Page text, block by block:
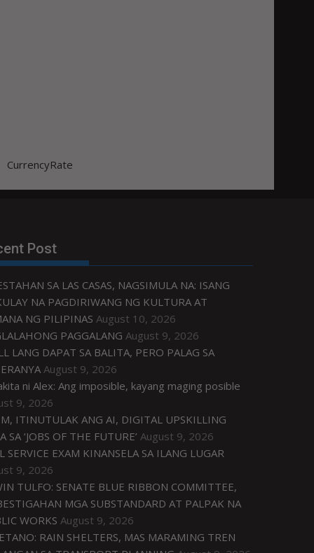
CurrencyRate
Post
SA LAS CASAS, NAGSIMULA NA: ISANG
NA PAGDIRIWANG NG KULTURA AT
NG PILIPINAS August 10, 2026
PAGGALANG August 9, 2026
LANG DAPAT SA BALITA, PERO PALAG SA
August 9, 2026
ni Alex: Ang imposible, kayang maging posible
9, 2026
ITINUTULAK ANG AI, DIGITAL UPSKILLING
SA ‘JOBS OF THE FUTURE’ August 9, 2026
SERVICE EXAM KINANSELA SA ILANG LUGAR
9, 2026
TULFO: SENATE BLUE RIBBON COMMITTEE,
MGA SUBSTANDARD AT PALPAK NA
WORKS August 9, 2026
RAIN SHELTERS, MAS MARAMING TREN